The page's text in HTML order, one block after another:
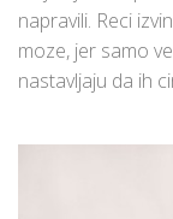
napravili. Reci
moze, jer samo
nastavljaju da ih